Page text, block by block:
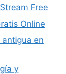
Free
Online
en
y